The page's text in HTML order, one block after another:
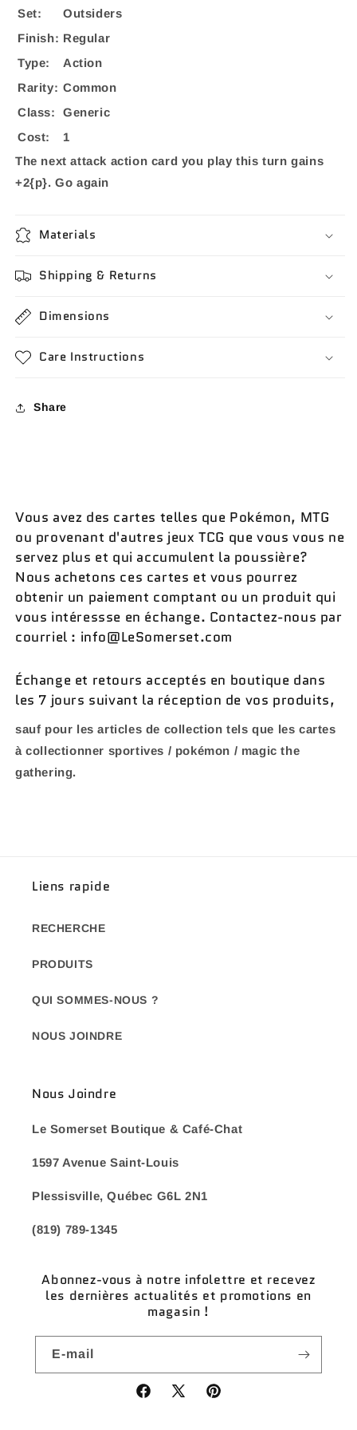
Set:
Outsiders
Finish: Regular
Type:
Action
Rarity: Common
Class:
Generic
Cost:
1
The next attack action card you play this turn gains
+2{p}. Go again
Materials
Shipping & Returns
Dimensions
Care Instructions
Share
Vous avez des cartes telles que Pokémon, MTG
ou provenant d'autres jeux TCG que vous vous ne
servez plus et qui accumulent la poussière?
Nous achetons ces cartes et vous pourrez
obtenir un paiement comptant ou un produit qui
vous intéressse en échange. Contactez-nous par
courriel : info@LeSomerset.com
Échange et retours acceptés en boutique dans
les 7 jours suivant la réception de vos produits,
sauf pour les articles de collection tels que les cartes
à collectionner sportives / pokémon / magic the
gathering.
Liens rapide
RECHERCHE
PRODUITS
QUI SOMMES-NOUS ?
NOUS JOINDRE
Nous Joindre
Le Somerset Boutique & Café-Chat
1597 Avenue Saint-Louis
Plessisville, Québec G6L 2N1
(819) 789-1345
Abonnez-vous à notre infolettre et recevez
les dernières actualités et promotions en
magasin !
E-mail
Facebook
X
Pinterest